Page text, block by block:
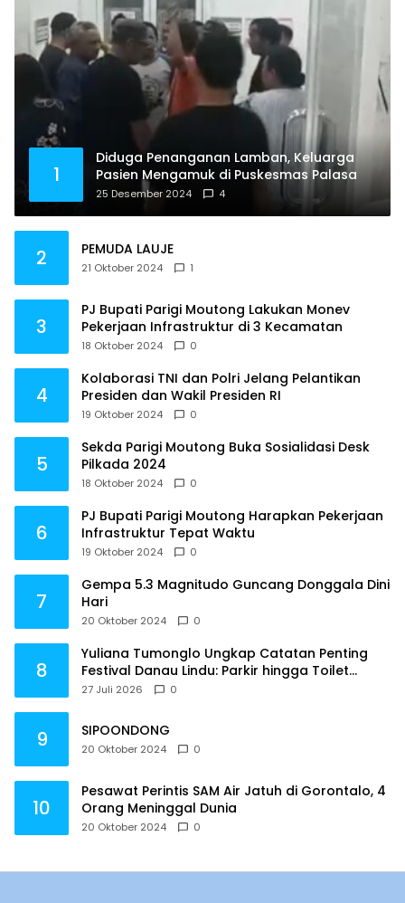
1
Diduga Penanganan Lamban, Keluarga
Pasien Mengamuk di Puskesmas Palasa
25 Desember 2024 4
2 PEMUDA LAUJE
21 Oktober 2024 1
3
PJ Bupati Parigi Moutong Lakukan Monev
Pekerjaan Infrastruktur di 3 Kecamatan
18 Oktober 2024 0
4
Kolaborasi TNI dan Polri Jelang Pelantikan
Presiden dan Wakil Presiden RI
19 Oktober 2024 0
5
Sekda Parigi Moutong Buka Sosialidasi Desk
Pilkada 2024
18 Oktober 2024 0
6
PJ Bupati Parigi Moutong Harapkan Pekerjaan
Infrastruktur Tepat Waktu
19 Oktober 2024 0
7
Gempa 5.3 Magnitudo Guncang Donggala Dini
Hari
20 Oktober 2024 0
8
Yuliana Tumonglo Ungkap Catatan Penting
Festival Danau Lindu: Parkir hingga Toilet
Harus Jadi Prioritas
27 Juli 2026 0
9 SIPOONDONG
20 Oktober 2024 0
10
Pesawat Perintis SAM Air Jatuh di Gorontalo, 4
Orang Meninggal Dunia
20 Oktober 2024 0